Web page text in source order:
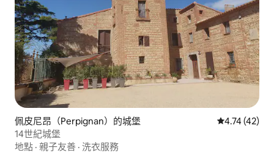
佩皮尼昂（Perpignan）的城堡 從 42 則評價
4.74 (42)
14世紀城堡
地點 · 親子友善 · 洗衣服務